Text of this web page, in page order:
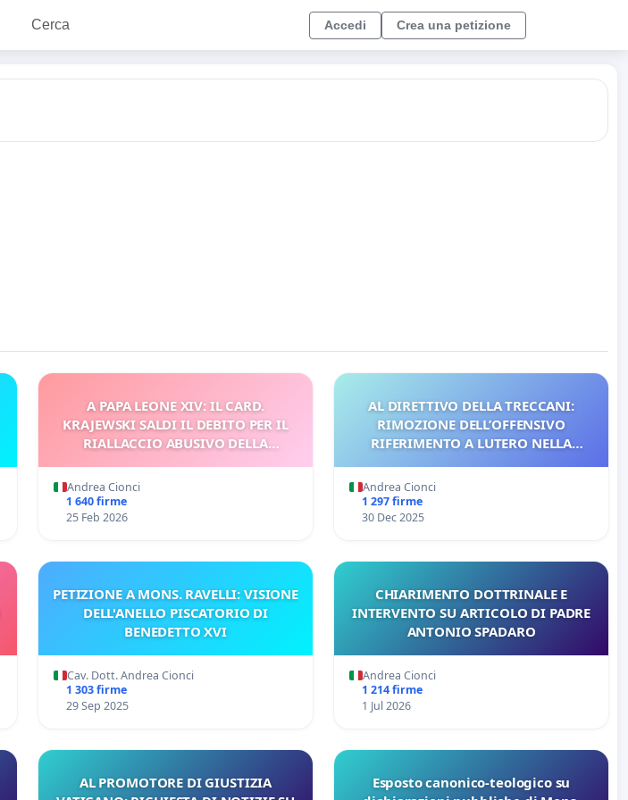
Cerca Accedi Crea una petizione
A PAPA LEONE XIV: IL CARD.
KRAJEWSKI SALDI IL DEBITO PER IL
RIALLACCIO ABUSIVO DELLA
VIA S. CROCE IN GERUSALEMME
Andrea Cionci
1 640 firme
25 Feb 2026
AL DIRETTIVO DELLA TRECCANI:
RIMOZIONE DELL’OFFENSIVO
RIFERIMENTO A LUTERO NELLA
UOMO DELL’ANNO 2025”
Andrea Cionci
1 297 firme
30 Dec 2025
PETIZIONE A MONS. RAVELLI: VISIONE
DELL'ANELLO PISCATORIO DI
BENEDETTO XVI
Cav. Dott. Andrea Cionci
1 303 firme
29 Sep 2025
CHIARIMENTO DOTTRINALE E
INTERVENTO SU ARTICOLO DI PADRE
ANTONIO SPADARO
Andrea Cionci
1 214 firme
1 Jul 2026
AL PROMOTORE DI GIUSTIZIA
Esposto canonico-teologico su